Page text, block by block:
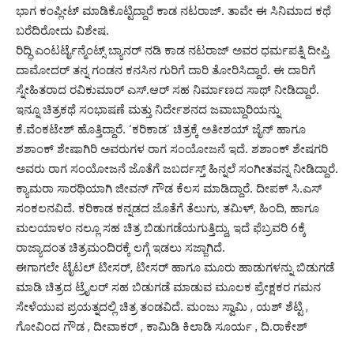
ಭಾಗ ಕಂಪ್ಲೀಟ್ ಮಾಡಿಕೊಟ್ಟಿದ್ದಾರೆ ಕಾಡ ನಟರಾಜ್. ತಾವೇ ಈ ಸಿನಿಮಾದ ಕಥೆ
ಬರೆದಿರೋದು ವಿಶೇಷ.
ರಿದ್ಧಿ ಎಂಟರ್ಟೈನ್ಮೆಂಟ್ಸ್ ಬ್ಯಾನರ್ ನಡಿ ಕಾಡ ನಟರಾಜ್ ಅವರ ಧರ್ಮಪತ್ನಿ ದೀಪ್ತಿ
ದಾಮೋದರ್ ತನ್ನ ಗಂಡನ ಕನಸಿನ ಗುರಿಗೆ ದಾರಿ ತೋರಿಸಿದ್ದಾರೆ. ಈ ದಾರಿಗೆ
ಸ್ನೇಹಿತರಾದ ರವಿಕುಮಾರ್ ಎಸ್.ಆರ್ ಸಹ ನಿರ್ಮಾಣದ ಸಾಥ್ ನೀಡಿದ್ದಾರೆ.
ಇನ್ನೂ ಚಿತ್ರಕಥೆ ಸಂಭಾಷಣೆ ಮತ್ತು ನಿರ್ದೇಶನದ ಜವಾಬ್ದಾರಿಯನ್ನು
ಕೆ.ವೆಂಕಟೇಶ್ ಹೊತ್ತಿದ್ದಾರೆ. ‘ಕರಿಕಾಡ’ ಚಿತ್ರಕ್ಕೆ ಅತೀಶಯ್ ಜೈನ್ ಹಾಗೂ
ಶಶಾಂಕ್ ಶೇಷಾಗಿರಿ ಅವರುಗಳ ರಾಗ ಸಂಯೋಜನೆ ಇದೆ. ಶಶಾಂಕ್ ಶೇಷಗರಿ
ಅವರು ರಾಗ ಸಂಯೋಜನೆ ಜೊತೆಗೆ ಜಬರ್ದಸ್ತ್ ಹಿನ್ನಲೆ ಸಂಗೀತವನ್ನ ನೀಡಿದ್ದಾರೆ.
ಕ್ಯಾಮರಾ ಸಾರಥಿಯಾಗಿ ಜೀವನ್ ಗೌಡ ಕೆಲಸ ಮಾಡಿದ್ದಾರೆ. ದೀಪಕ್ ಸಿ.ಎಸ್
ಸಂಕಲನವಿದೆ. ಕರಿಕಾಡ ಕನ್ನಡದ ಜೊತೆಗೆ ತೆಲುಗು, ತಮಿಳ್, ಹಿಂದಿ, ಹಾಗೂ
ಮಲಯಾಳಂ ನಲ್ಲೂ ಸಹ ಚಿತ್ರ ಬಿಡುಗಡೆಯಗುತ್ತಿದ್ದು, ಇದೆ ಫೆಬ್ರವರಿ 6ಕ್ಕೆ
ರಾಜ್ಯಾದಂತ ಚಿತ್ರಮಂದಿರಕ್ಕೆ ಲಗ್ಗೆ ಇಡಲು ಸಜ್ಜಾಗಿದೆ.
ಈಗಾಗಲೇ ಟೈಟಲ್ ಟೀಸರ್, ಟೀಸರ್ ಹಾಗೂ ಮೂರು ಹಾಡುಗಳನ್ನು ಬಿಡುಗಡೆ
ಮಾಡಿ ಚಿತ್ರದ ಟ್ರೈಲರ್ ಸಹ ಬಿಡುಗಡೆ ಮಾಡುವ ಮೂಲಕ ಪ್ರೇಕ್ಷಕರ ಗಮನ
ಸೇಳೆಯುವ ಪ್ರಯತ್ನದಲ್ಲಿ ಚಿತ್ರ ತಂಡವಿದೆ. ಮಂಜು ಸ್ವಾಮಿ , ಯಶ್ ಶೆಟ್ಟಿ ,
ಗೋವಿಂದ ಗೌಡ , ದೀವಾಕರ್ , ಕಾಮಿಡಿ ಕಿಲಾಡಿ ಸೂರ್ಯ , ದಿ.ರಾಕೇಶ್